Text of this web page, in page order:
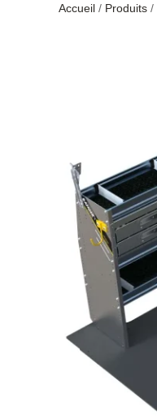
Accueil / Produits /